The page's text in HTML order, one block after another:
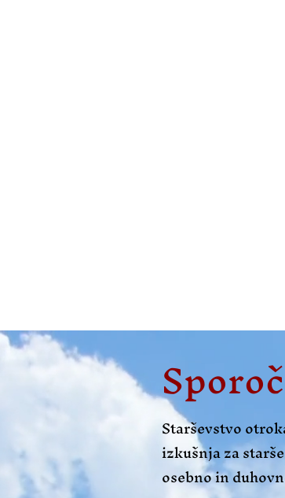
Starševstvo
izkušnja za
osebno in